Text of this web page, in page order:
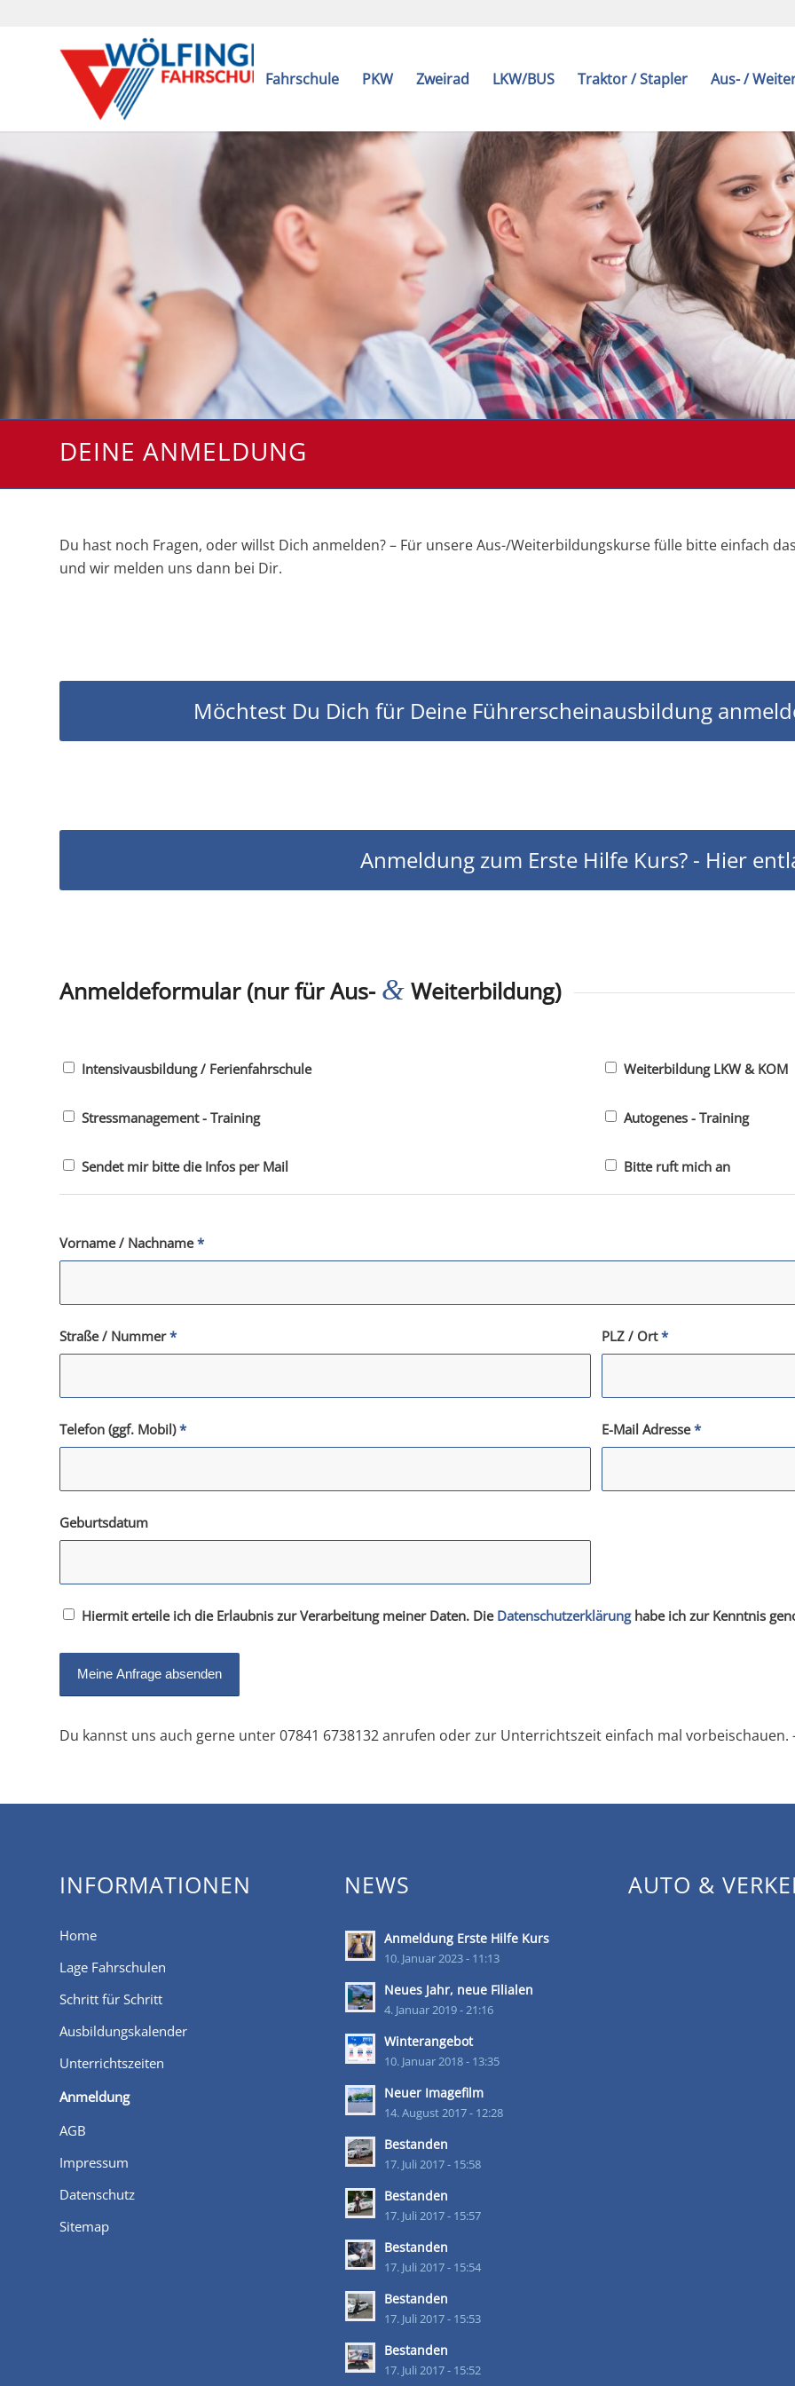
Fahrschule PKW Zweirad LKW/BUS Traktor / Stapler Aus- /
DEINE ANMELDUNG
Du hast noch Fragen, oder willst Dich anmelden? – Für unsere Aus-/Weiterbildungskurse fülle bitte einfach
und wir melden uns dann bei Dir.
Möchtest Du Dich für Deine Führerscheinausbildung
Anmeldung zum Erste Hilfe Kurs? - Hier
Anmeldeformular (nur für Aus- & Weiterbildung)
Intensivausbildung / Ferienfahrschule Weiterbildung LKW & KOM
Stressmanagement - Training Autogenes - Training
Sendet mir bitte die Infos per Mail Bitte ruft mich an
Vorname / Nachname*
Straße / Nummer* PLZ / Ort*
Telefon (ggf. Mobil)* E-Mail Adresse*
Geburtsdatum
Hiermit erteile ich die Erlaubnis zur Verarbeitung meiner Daten. Die Datenschutzerklärunghabe ich zur Kenntnis
Du kannst uns auch gerne unter 07841 6738132 anrufen oder zur Unterrichtszeit einfach mal vorbeischauen.
INFORMATIONEN
Home
Lage Fahrschulen
Schritt für Schritt
Ausbildungskalender
Unterrichtszeiten
Anmeldung
AGB
Impressum
Datenschutz
Sitemap
NEWS
Anmeldung Erste Hilfe Kurs
10. Januar 2023 - 11:13
Neues Jahr, neue Filialen
4. Januar 2019 - 21:16
Winterangebot
10. Januar 2018 - 13:35
Neuer Imagefilm
14. August 2017 - 12:28
Bestanden
17. Juli 2017 - 15:58
Bestanden
17. Juli 2017 - 15:57
Bestanden
17. Juli 2017 - 15:54
Bestanden
17. Juli 2017 - 15:53
Bestanden
17. Juli 2017 - 15:52
AUTO &